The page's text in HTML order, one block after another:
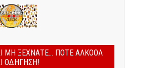
ΜΗ ΞΕΧΝΆΤΕ... ΠΟΤΈ ΑΛΚΟΌΛ
ΟΔΉΓΗΣΗ!